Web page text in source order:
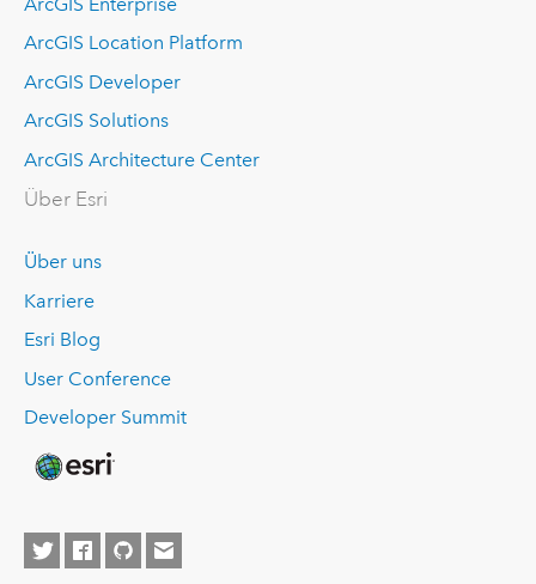
ArcGIS Location Platform
ArcGIS Developer
ArcGIS Solutions
ArcGIS Architecture Center
Über Esri
Über uns
Karriere
Esri Blog
User Conference
Developer Summit